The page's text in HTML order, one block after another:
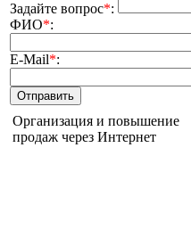
Задайте вопрос*:
ФИО*:
E-Mail*:
Организация и повышение
продаж через Интернет